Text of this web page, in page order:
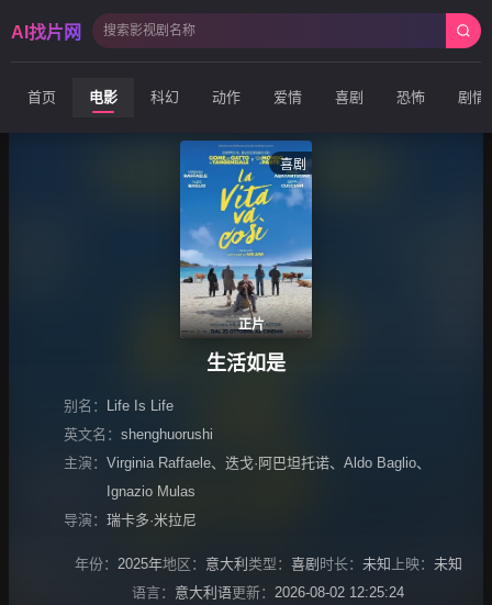
AI找片网
首页 电影 科幻 动作 爱情 喜剧 恐怖 剧情
喜剧
正片
生活如是
别名：
Life Is Life
英文名： shenghuorushi
主演： Virginia Raffaele、 迭戈·阿巴坦托诺、 Aldo Baglio、
Ignazio Mulas
导演： 瑞卡多·米拉尼
年份： 2025年地区： 意大利 类型： 喜剧 时长： 未知 上映： 未知
语言： 意大利语更新： 2026-08-02 12:25:24